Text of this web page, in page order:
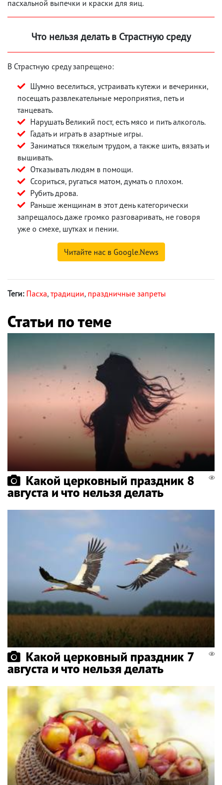
пасхальной выпечки и краски для яиц.
Что нельзя делать в Страстную среду
В Страстную среду запрещено:
Шумно веселиться, устраивать кутежи и вечеринки,
посещать развлекательные мероприятия, петь и
танцевать.
Нарушать Великий пост, есть мясо и пить алкоголь.
Гадать и играть в азартные игры.
Заниматься тяжелым трудом, а также шить, вязать и
вышивать.
Отказывать людям в помощи.
Ссориться, ругаться матом, думать о плохом.
Рубить дрова.
Раньше женщинам в этот день категорически
запрещалось даже громко разговаривать, не говоря
уже о смехе, шутках и пении.
Читайте нас в Google.News
Теги: Пасха, традиции, праздничные запреты
Статьи по теме
Какой церковный праздник 8
августа и что нельзя делать
Какой церковный праздник 7
августа и что нельзя делать